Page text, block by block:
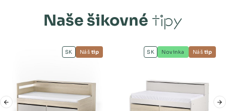
Naše šikovné tipy
SK Náš tip SK Novinka Náš tip